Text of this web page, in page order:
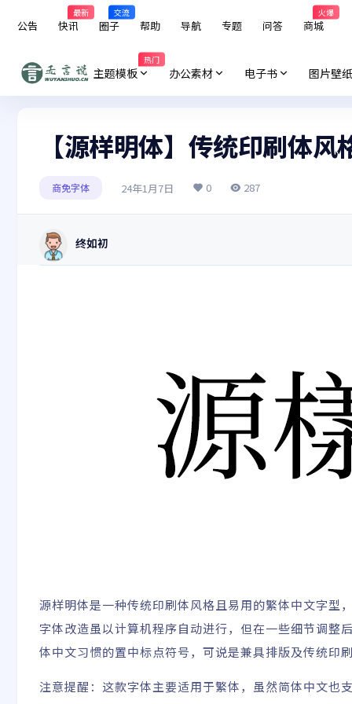
公告 快讯
最新
圈子
交流
帮助 导航 专题 问答 商城
火爆
主题模板
热门
办公素材 电子书 图片壁纸
【源样明体】传统印刷体
商免字体 24年1月7日 0 287
终如初
源样明体是一种传统印刷体风格且易用的繁体中文字型
字体改造虽以计算机程序自动进行，但在一些细节调整
体中文习惯的置中标点符号，可说是兼具排版及传统印
注意提醒：这款字体主要适用于繁体，虽然简体中文也